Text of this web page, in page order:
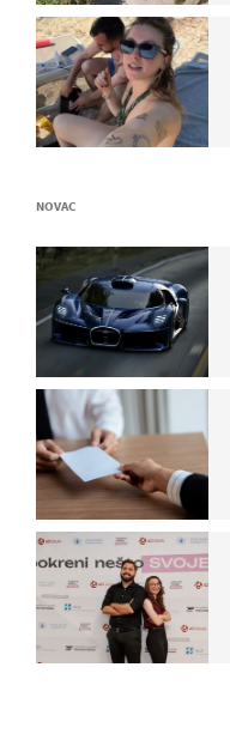
NOVAC